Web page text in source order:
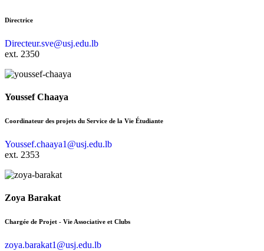
Directrice
Directeur.sve@usj.edu.lb
ext. 2350
Youssef Chaaya
Coordinateur des projets du Service de la Vie Étudiante
Youssef.chaaya1@usj.edu.lb
ext. 2353
Zoya Barakat
Chargée de Projet - Vie Associative et Clubs
zoya.barakat1@usj.edu.lb